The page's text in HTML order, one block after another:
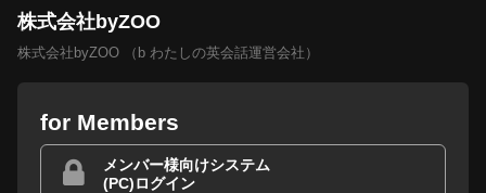
株式会社byZOO
株式会社byZOO （b わたしの英会話運営会社）
for Members
メンバー様向けシステム
(PC)ログイン